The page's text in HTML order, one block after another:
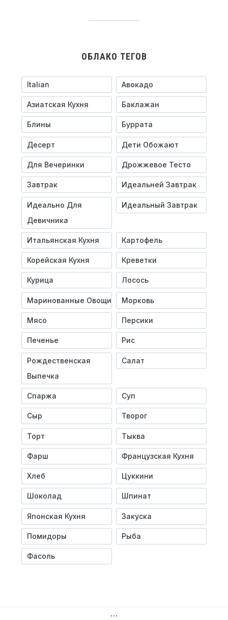
ОБЛАКО ТЕГОВ
Italian Авокадо
Азиатская Кухня Баклажан
Блины Буррата
Десерт Дети Обожают
Для Вечеринки Дрожжевое Тесто
Завтрак Идеальней Завтрак
Идеально Для
Девичника
Идеальный Завтрак
Итальянская Кухня Картофель
Корейская Кухня Креветки
Курица Лосось
Маринованные Овощи Морковь
Мясо Персики
Печенье Рис
Рождественская
Выпечка
Салат
Спаржа Суп
Сыр Творог
Торт Тыква
Фарш Французская Кухня
Хлеб Цуккини
Шоколад Шпинат
Японская Кухня Закуска
Помидоры Рыба
Фасоль
…